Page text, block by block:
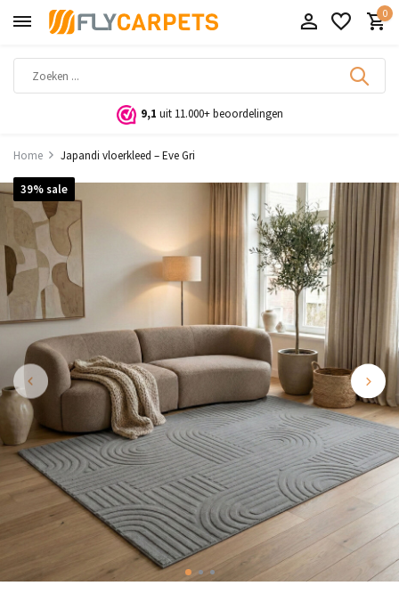
0
9,1 uit 11.000+ beoordelingen
Home Japandi vloerkleed – Eve Gri
39% sale